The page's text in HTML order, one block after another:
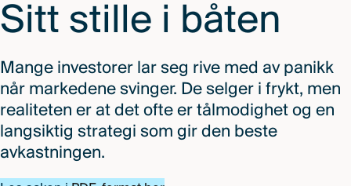
Sitt stille i båten
Mange investorer lar seg rive med av panikk
når markedene svinger. De selger i frykt, men
realiteten er at det ofte er tålmodighet og en
langsiktig strategi som gir den beste
avkastningen.